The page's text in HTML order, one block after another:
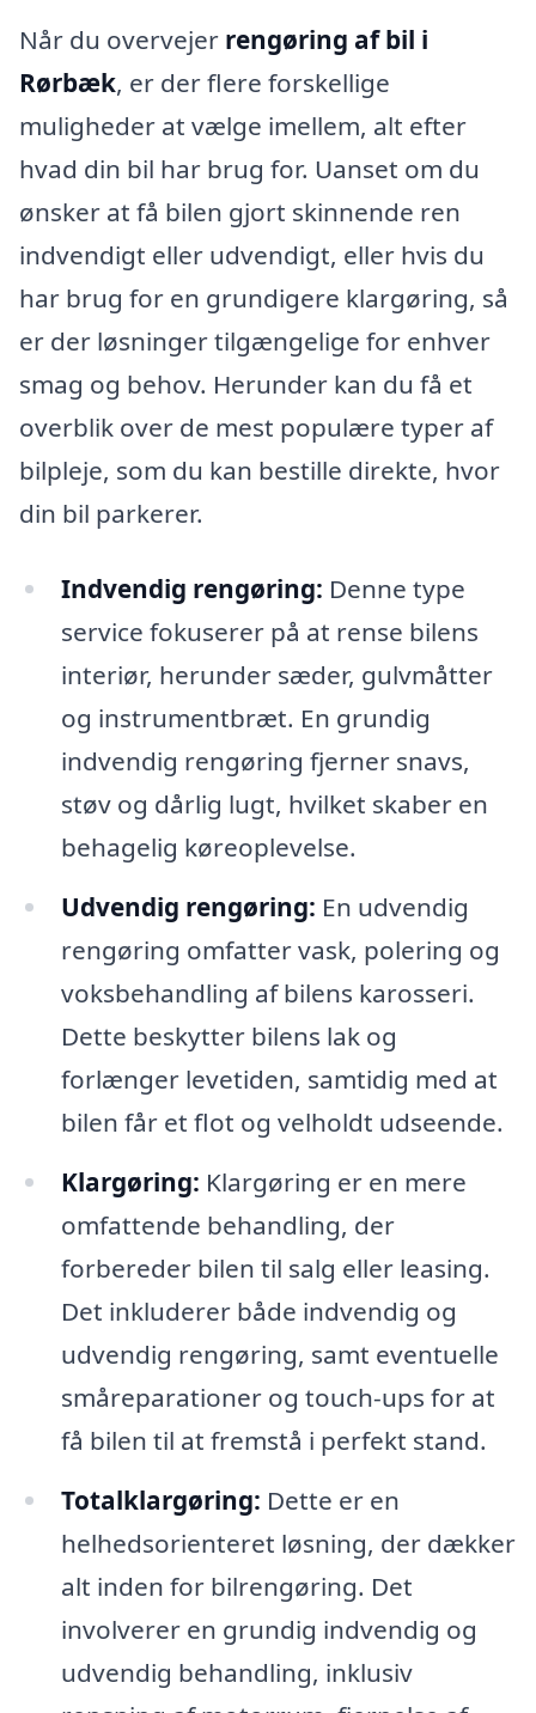
Når du overvejer rengøring af bil i
Rørbæk, er der flere forskellige
muligheder at vælge imellem, alt efter
hvad din bil har brug for. Uanset om du
ønsker at få bilen gjort skinnende ren
indvendigt eller udvendigt, eller hvis du
har brug for en grundigere klargøring, så
er der løsninger tilgængelige for enhver
smag og behov. Herunder kan du få et
overblik over de mest populære typer af
bilpleje, som du kan bestille direkte, hvor
din bil parkerer.
Indvendig rengøring: Denne type
service fokuserer på at rense bilens
interiør, herunder sæder, gulvmåtter
og instrumentbræt. En grundig
indvendig rengøring fjerner snavs,
støv og dårlig lugt, hvilket skaber en
behagelig køreoplevelse.
Udvendig rengøring: En udvendig
rengøring omfatter vask, polering og
voksbehandling af bilens karosseri.
Dette beskytter bilens lak og
forlænger levetiden, samtidig med at
bilen får et flot og velholdt udseende.
Klargøring: Klargøring er en mere
omfattende behandling, der
forbereder bilen til salg eller leasing.
Det inkluderer både indvendig og
udvendig rengøring, samt eventuelle
småreparationer og touch-ups for at
få bilen til at fremstå i perfekt stand.
Totalklargøring: Dette er en
helhedsorienteret løsning, der dækker
alt inden for bilrengøring. Det
involverer en grundig indvendig og
udvendig behandling, inklusiv